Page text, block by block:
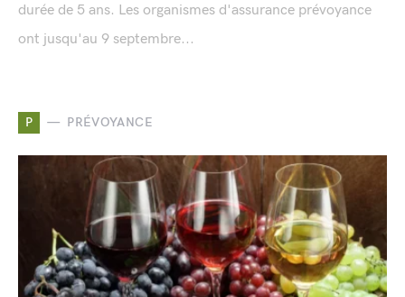
durée de 5 ans. Les organismes d'assurance prévoyance
ont jusqu'au 9 septembre...
P PRÉVOYANCE